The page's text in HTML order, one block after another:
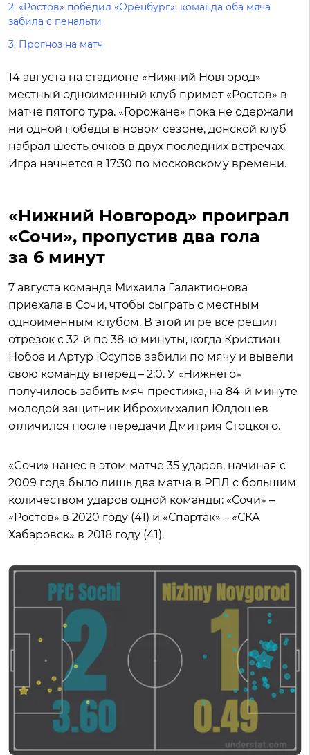
2. «Ростов» победил «Оренбург», команда оба мяча
забила с пенальти
3. Прогноз на матч
14 августа на стадионе «Нижний Новгород»
местный одноименный клуб примет «Ростов» в
матче пятого тура. «Горожане» пока не одержали
ни одной победы в новом сезоне, донской клуб
набрал шесть очков в двух последних встречах.
Игра начнется в 17:30 по московскому времени.
«Нижний Новгород» проиграл
«Сочи», пропустив два гола
за 6 минут
7 августа команда Михаила Галактионова
приехала в Сочи, чтобы сыграть с местным
одноименным клубом. В этой игре все решил
отрезок с 32-й по 38-ю минуты, когда Кристиан
Нобоа и Артур Юсупов забили по мячу и вывели
свою команду вперед – 2:0. У «Нижнего»
получилось забить мяч престижа, на 84-й минуте
молодой защитник Иброхимхалил Юлдошев
отличился после передачи Дмитрия Стоцкого.
«Cочи» нанес в этом матче 35 ударов, начиная с
2009 года было лишь два матча в РПЛ с большим
количеством ударов одной команды: «Сочи» –
«Ростов» в 2020 году (41) и «Спартак» – «СКА
Хабаровск» в 2018 году (41).